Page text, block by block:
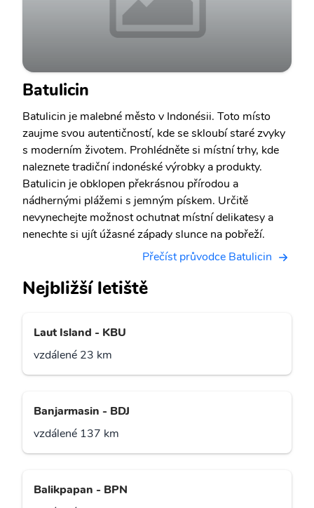
Batulicin
Batulicin je malebné město v Indonésii. Toto místo
zaujme svou autentičností, kde se skloubí staré zvyky
s moderním životem. Prohlédněte si místní trhy, kde
naleznete tradiční indonéské výrobky a produkty.
Batulicin je obklopen překrásnou přírodou a
nádhernými plážemi s jemným pískem. Určitě
nevynechejte možnost ochutnat místní delikatesy a
nenechte si ujít úžasné západy slunce na pobřeží.
Přečíst průvodce Batulicin
Nejbližší letiště
Laut Island - KBU
vzdálené 23 km
Banjarmasin - BDJ
vzdálené 137 km
Balikpapan - BPN